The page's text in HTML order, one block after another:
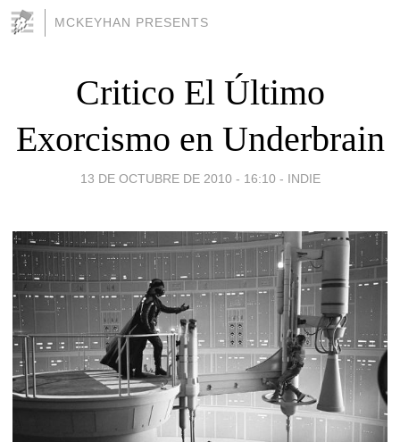
MCKEYHAN PRESENTS
Critico El Último
Exorcismo en Underbrain
13 DE OCTUBRE DE 2010 - 16:10 - INDIE